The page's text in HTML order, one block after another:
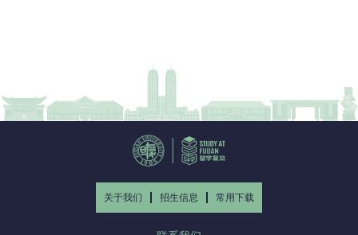
关于我们 招生信息 常用下载